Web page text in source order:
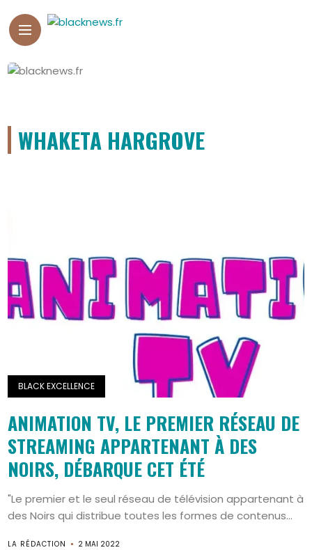
WHAKETA HARGROVE
BLACK EXCELLENCE
ANIMATION TV, LE PREMIER RÉSEAU DE
STREAMING APPARTENANT À DES
NOIRS, DÉBARQUE CET ÉTÉ
"Le premier et le seul réseau de télévision appartenant à
des Noirs qui distribue toutes les formes de contenus...
LA RÉDACTION 2 MAI 2022